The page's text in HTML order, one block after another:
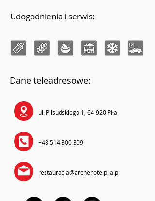
Udogodnienia i serwis:
Dane teleadresowe:
ul. Piłsudskiego 1, 64-920 Piła
+48 514 300 309
restauracja@archehotelpila.pl